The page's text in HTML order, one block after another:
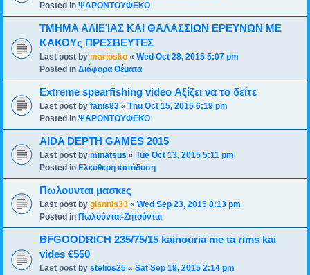
Posted in ΨΑΡΟΝΤΟΥΦΕΚΟ
ΤΜΗΜΑ ΑΛΙΕΊΑΣ ΚΑΙ ΘΑΛΑΣΣΙΩΝ ΕΡΕΥΝΩΝ ΜΕ
ΚΑΚΟΥς ΠΡΕΣΒΕΥΤΕΣ
Last post by mariosko « Wed Oct 28, 2015 5:07 pm
Posted in Διάφορα Θέματα
Extreme spearfishing video Αξίζει να το δείτε
Last post by fanis93 « Thu Oct 15, 2015 6:19 pm
Posted in ΨΑΡΟΝΤΟΥΦΕΚΟ
AIDA DEPTH GAMES 2015
Last post by minatsus « Tue Oct 13, 2015 5:11 pm
Posted in Ελεύθερη κατάδυση
Πωλουνται μασκες
Last post by giannis33 « Wed Sep 23, 2015 8:13 pm
Posted in Πωλούνται-Ζητούνται
BFGOODRICH 235/75/15 kainouria me ta rims kai
vides €550
Last post by stelios25 « Sat Sep 19, 2015 2:14 pm